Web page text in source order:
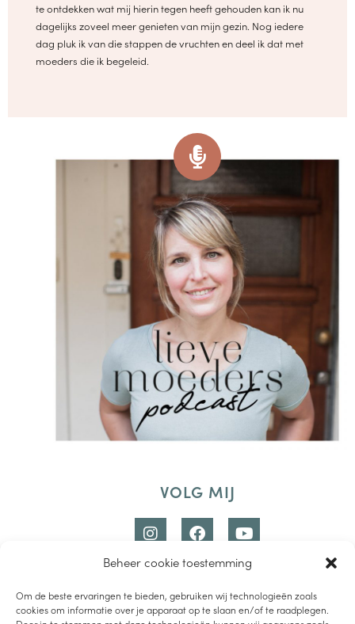
Beheer cookie toestemming
Om de beste ervaringen te bieden, gebruiken wij technologieën zoals
cookies om informatie over je apparaat op te slaan en/of te raadplegen.
te ontdekken wat mij hierin tegen heeft gehouden kan ik nu
dagelijks zoveel meer genieten van mijn gezin. Nog iedere
dag pluk ik van die stappen de vruchten en deel ik dat met
moeders die ik begeleid.
VOLG MIJ